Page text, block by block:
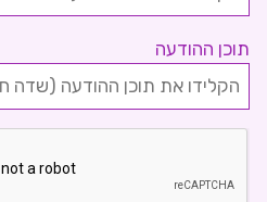
תוכן ההודעה